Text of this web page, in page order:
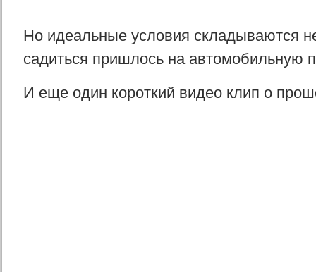
Но идеальные условия складываются
садиться пришлось на автомобильную
И еще один короткий видео клип о